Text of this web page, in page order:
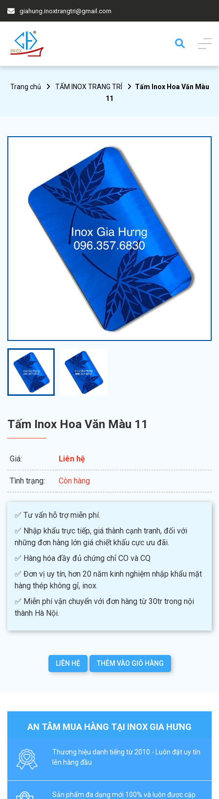
giahung.inoxtrangtri@gmail.com
Trang chủ TẤM INOX TRANG TRÍ
Tấm Inox Hoa Văn Màu
11
Tấm Inox Hoa Văn Màu 11
Giá: Liên hệ
Tình trạng: Còn hàng
✅ Tư vấn hỗ trợ miễn phí.
✅ Nhập khẩu trực tiếp, giá thành cạnh tranh, đối với
những đơn hàng lớn giá chiết khấu cực ưu đãi.
✅ Hàng hóa đầy đủ chứng chỉ CO và CQ
✅ Đơn vị uy tín, hơn 20 năm kinh nghiệm nhập khẩu mặt
hàng thép không gỉ, inox.
✅ Miễn phí vận chuyển với đơn hàng từ 30tr trong nội
thành Hà Nội.
LIÊN HỆ THÊM VÀO GIỎ HÀNG
AN TÂM MUA HÀNG TẠI INOX GIA HƯNG
Thương hiệu danh tiếng từ 2010 - Luôn đặt uy tín
lên hàng đầu
Sản phẩm đa dạng mới 100% và luôn được cập